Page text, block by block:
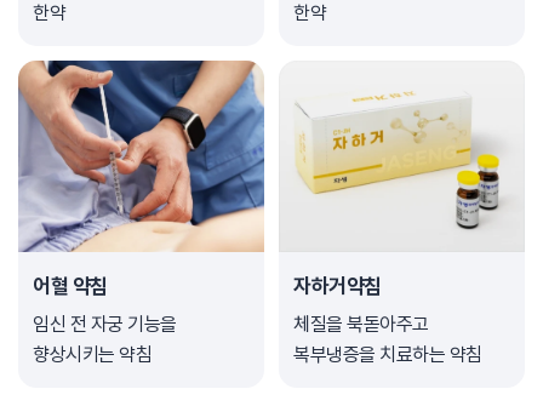
한약
한약
어혈 약침
임신 전 자궁 기능을
향상시키는 약침
자하거약침
체질을 북돋아주고
복부냉증을 치료하는 약침